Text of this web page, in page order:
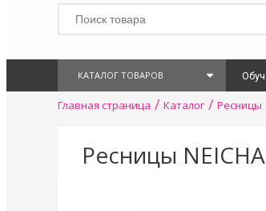
КАТАЛОГ ТОВАРОВ
Главная страница / Каталог / Ресницы
Ресницы